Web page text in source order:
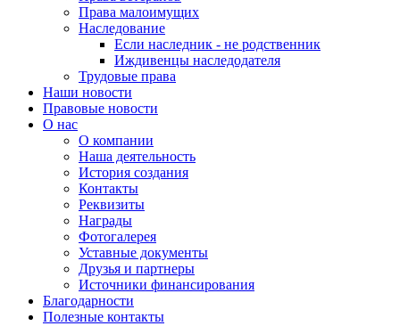
Права малоимущих
Наследование
Если наследник - не родственник
Иждивенцы наследодателя
Трудовые права
Наши новости
Правовые новости
О нас
О компании
Наша деятельность
История создания
Контакты
Реквизиты
Награды
Фотогалерея
Уставные документы
Друзья и партнеры
Источники финансирования
Благодарности
Полезные контакты